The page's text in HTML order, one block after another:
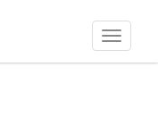
Zobrazit
navigaci